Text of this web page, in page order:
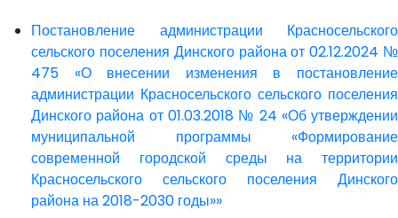
Постановление администрации Красносельского
сельского поселения Динского района от 02.12.2024 №
475 «О внесении изменения в постановление
администрации Красносельского сельского поселения
Динского района от 01.03.2018 № 24 «Об утверждении
муниципальной программы «Формирование
современной городской среды на территории
Красносельского сельского поселения Динского
района на 2018-2030 годы»»